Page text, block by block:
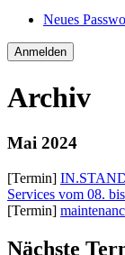
Neues
Archiv
Mai 2024
[Termin] IN.STAND
Services vom 08.
[Termin]
Nächste